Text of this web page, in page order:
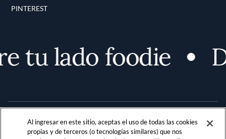
PINTEREST
tu lado foodie
Al ingresar en este sitio, aceptas el uso de todas las cookies
propias y de terceros (o tecnologías similares) que nos